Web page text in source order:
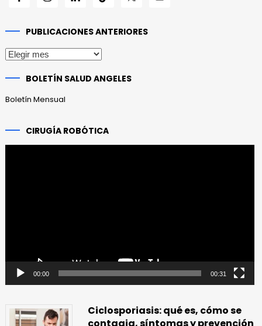
PUBLICACIONES ANTERIORES
Publicaciones
BOLETÍN SALUD ANGELES
Boletín Mensual
CIRUGÍA ROBÓTICA
00:00 00:31
Ciclosporiasis: qué es, cómo se